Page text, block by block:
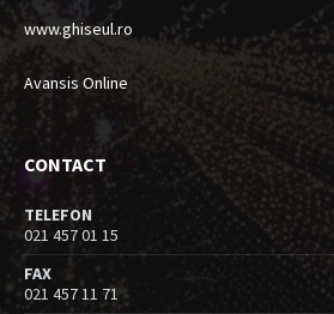
www.ghiseul.ro
Avansis Online
CONTACT
TELEFON
021 457 01 15
FAX
021 457 11 71